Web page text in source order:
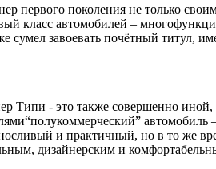
первого поколения не только
класс автомобилей –
сумел завоевать почётный титул,
Типи - это также совершенно иной,
автомобиль
и практичный, но в то же
дизайнерским и